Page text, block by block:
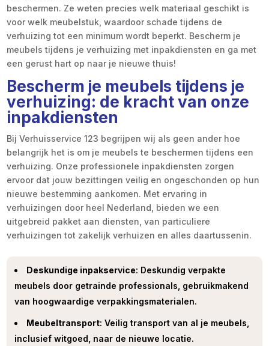
beschermen. Ze weten precies welk materiaal geschikt is
voor welk meubelstuk, waardoor schade tijdens de
verhuizing tot een minimum wordt beperkt. Bescherm je
meubels tijdens je verhuizing met inpakdiensten en ga met
een gerust hart op naar je nieuwe thuis!
Bescherm je meubels tijdens je
verhuizing: de kracht van onze
inpakdiensten
Bij Verhuisservice 123 begrijpen wij als geen ander hoe
belangrijk het is om je meubels te beschermen tijdens een
verhuizing. Onze professionele inpakdiensten zorgen
ervoor dat jouw bezittingen veilig en ongeschonden op hun
nieuwe bestemming aankomen. Met ervaring in
verhuizingen door heel Nederland, bieden we een
uitgebreid pakket aan diensten, van particuliere
verhuizingen tot zakelijk verhuizen en alles daartussenin.
Deskundige inpakservice: Deskundig verpakte
meubels door getrainde professionals, gebruikmakend
van hoogwaardige verpakkingsmaterialen.
Meubeltransport: Veilig transport van al je meubels,
inclusief witgoed, naar de nieuwe locatie.